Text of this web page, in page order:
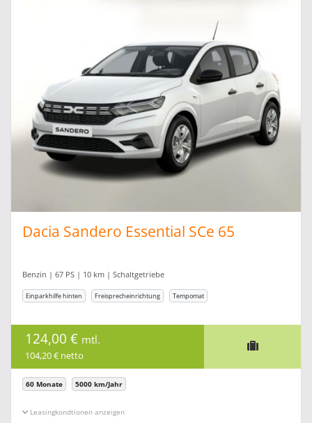
Dacia Sandero Essential SCe 65
Benzin | 67 PS | 10 km | Schaltgetriebe
Einparkhilfe hinten Freisprecheinrichtung Tempomat
124,00 € mtl.
104,20 € netto
60 Monate 5000 km/Jahr
Leasingkonditionen ein-/ausblenden